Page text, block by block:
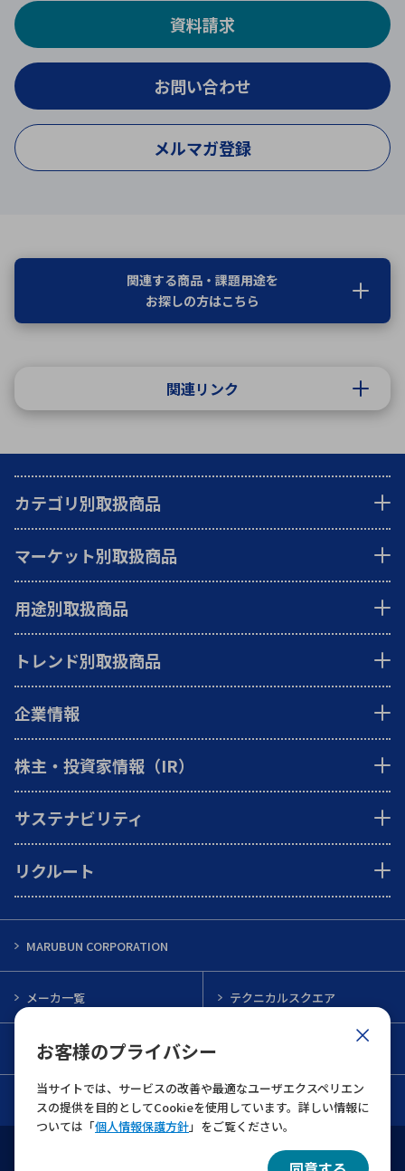
お客様のプライバシー
当サイトでは、サービスの改善や最適なユーザエクスペリエン
スの提供を目的としてCookieを使用しています。詳しい情報に
ついては「個人情報保護方針」をご覧ください。
資料請求
お問い合わせ
メルマガ登録
関連する商品・課題用途を
お探しの方はこちら
関連リンク
カテゴリ別取扱商品
マーケット別取扱商品
用途別取扱商品
トレンド別取扱商品
企業情報
株主・投資家情報（IR）
サステナビリティ
リクルート
MARUBUN CORPORATION
メーカ一覧 テクニカルスクエア
インフォメーション
お問い合わせ
個人情報保護について